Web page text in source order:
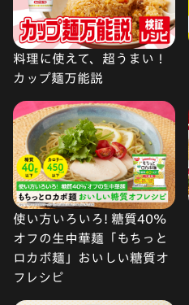
料理に使えて、超うまい！
カップ麺万能説
使い方いろいろ! 糖質40%
オフの生中華麺「もちっと
ロカボ麺」おいしい糖質オ
フレシピ